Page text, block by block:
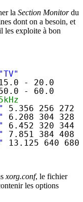
la Section Monitordu
dont on a besoin, et
les exploite à bon
"TV"
- 20.0
- 60.0
5.356 256 272
6.208 304 328
6.452 320 344
7.851 384 408
13.125 640
xorg.conf, le fichier
les options